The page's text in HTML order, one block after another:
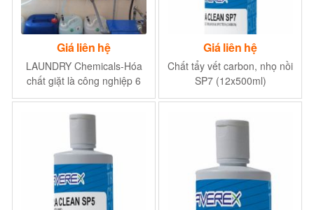
Giá liên hệ
LAUNDRY Chemicals-Hóa
chất giặt là công nghiệp 6
trong 1
Giá liên hệ
Chất tẩy vết carbon, nhọ nồi
SP7 (12x500ml)